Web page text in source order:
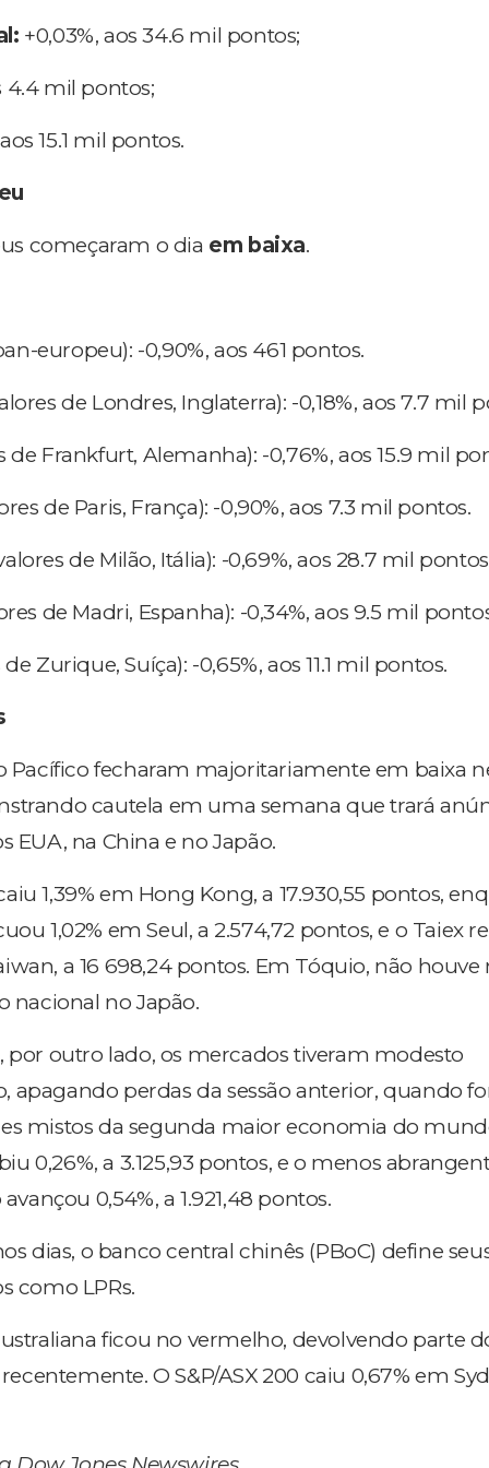
+0,03%, aos 34.6 mil pontos;
4.4 mil pontos;
15.1 mil pontos.
começaram o dia em baixa.
europeu): -0,90%, aos 461 pontos.
de Londres, Inglaterra): -0,18%, aos 7.7 mil
de Frankfurt, Alemanha): -0,76%, aos 15.9 mil
de Paris, França): -0,90%, aos 7.3 mil pontos.
de Milão, Itália): -0,69%, aos 28.7 mil
de Madri, Espanha): -0,34%, aos 9.5 mil
Zurique, Suíça): -0,65%, aos 11.1 mil pontos.
Pacífico fecharam majoritariamente em baixa
cautela em uma semana que trará
EUA, na China e no Japão.
1,39% em Hong Kong, a 17.930,55 pontos,
1,02% em Seul, a 2.574,72 pontos, e o Taiex
a 16 698,24 pontos. Em Tóquio, não houve
nacional no Japão.
por outro lado, os mercados tiveram modesto
apagando perdas da sessão anterior, quando
mistos da segunda maior economia do
0,26%, a 3.125,93 pontos, e o menos
0,54%, a 1.921,48 pontos.
dias, o banco central chinês (PBoC) define
como LPRs.
ficou no vermelho, devolvendo parte
O S&P/ASX 200 caiu 0,67% em